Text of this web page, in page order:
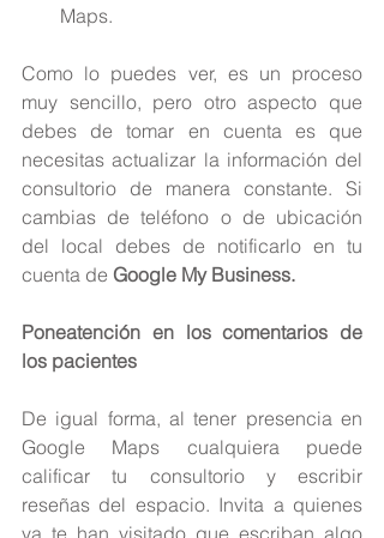
Maps.
Como lo puedes ver, es un proceso
muy sencillo, pero otro aspecto que
debes de tomar en cuenta es que
necesitas actualizar la información del
consultorio de manera constante. Si
cambias de teléfono o de ubicación
del local debes de notificarlo en tu
cuenta de Google My Business.
Poneatención en los comentarios de
los pacientes
De igual forma, al tener presencia en
Google Maps cualquiera puede
calificar tu consultorio y escribir
reseñas del espacio. Invita a quienes
ya te han visitado que escriban algo